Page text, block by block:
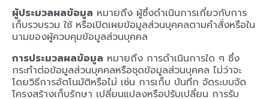
ผู้ประมวลผลข้อมูล หมายถึง ผู้ซึ่งดำเนินการเกี่ยวกับการ
เก็บรวบรวม ใช้ หรือเปิดเผยข้อมูลส่วนบุคคลตามคำสั่งหรือใน
นามของผู้ควบคุมข้อมูลส่วนบุคคล
การประมวลผลข้อมูล หมายถึง การดำเนินการใด ๆ ซึ่ง
กระทำต่อข้อมูลส่วนบุคคลหรือชุดข้อมูลส่วนบุคคล ไม่ว่าจะ
โดยวิธีการอัตโนมัติหรือไม่ เช่น การเก็บ บันทึก จัดระบบจัด
โครงสร้างเก็บรักษา เปลี่ยนแปลงหรือปรับเปลี่ยน การรับ